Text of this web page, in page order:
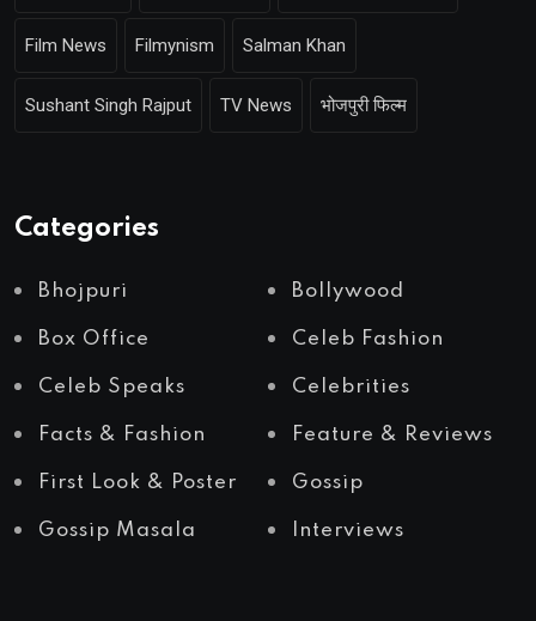
Film News Filmynism Salman Khan
Sushant Singh Rajput TV News भोजपुरी फिल्म
Categories
Bhojpuri Bollywood
Box Office Celeb Fashion
Celeb Speaks Celebrities
Facts & Fashion Feature & Reviews
First Look & Poster Gossip
Gossip Masala Interviews